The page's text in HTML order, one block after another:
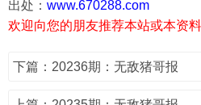
出处： www.670288.com
欢迎向您的朋友推荐本站或本资
下篇：20236期：无敌猪哥报